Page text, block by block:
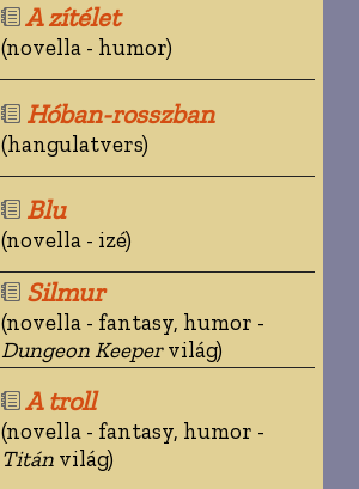
A zítélet
(novella - humor)
Hóban-rosszban
(hangulatvers)
Blu
(novella - izé)
Silmur
(novella - fantasy, humor -
Dungeon Keepervilág)
A troll
(novella - fantasy, humor -
Titán világ)